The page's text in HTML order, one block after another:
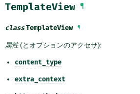
TemplateView ¶
classTemplateView ¶
属性(とオプションのアクセサ):
content_type
extra_context